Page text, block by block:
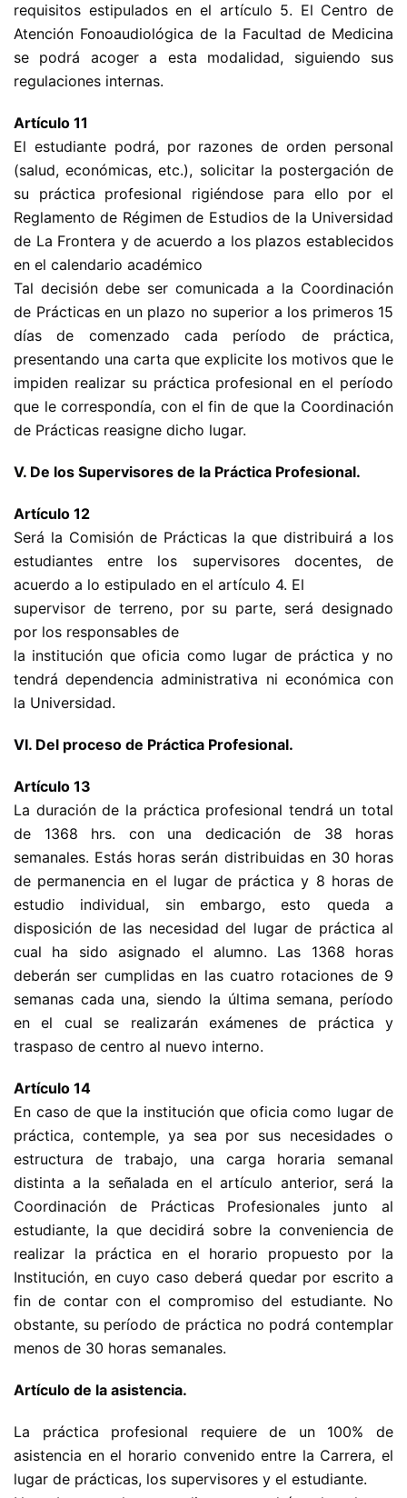
requisitos estipulados en el artículo 5. El Centro de
Atención Fonoaudiológica de la Facultad de Medicina
se podrá acoger a esta modalidad, siguiendo sus
regulaciones internas.
Artículo 11
El estudiante podrá, por razones de orden personal
(salud, económicas, etc.), solicitar la postergación de
su práctica profesional rigiéndose para ello por el
Reglamento de Régimen de Estudios de la Universidad
de La Frontera y de acuerdo a los plazos establecidos
en el calendario académico
Tal decisión debe ser comunicada a la Coordinación
de Prácticas en un plazo no superior a los primeros 15
días de comenzado cada período de práctica,
presentando una carta que explicite los motivos que le
impiden realizar su práctica profesional en el período
que le correspondía, con el fin de que la Coordinación
de Prácticas reasigne dicho lugar.
V. De los Supervisores de la Práctica Profesional.
Artículo 12
Será la Comisión de Prácticas la que distribuirá a los
estudiantes entre los supervisores docentes, de
acuerdo a lo estipulado en el artículo 4. El
supervisor de terreno, por su parte, será designado
por los responsables de
la institución que oficia como lugar de práctica y no
tendrá dependencia administrativa ni económica con
la Universidad.
VI. Del proceso de Práctica Profesional.
Artículo 13
La duración de la práctica profesional tendrá un total
de 1368 hrs. con una dedicación de 38 horas
semanales. Estás horas serán distribuidas en 30 horas
de permanencia en el lugar de práctica y 8 horas de
estudio individual, sin embargo, esto queda a
disposición de las necesidad del lugar de práctica al
cual ha sido asignado el alumno. Las 1368 horas
deberán ser cumplidas en las cuatro rotaciones de 9
semanas cada una, siendo la última semana, período
en el cual se realizarán exámenes de práctica y
traspaso de centro al nuevo interno.
Artículo 14
En caso de que la institución que oficia como lugar de
práctica, contemple, ya sea por sus necesidades o
estructura de trabajo, una carga horaria semanal
distinta a la señalada en el artículo anterior, será la
Coordinación de Prácticas Profesionales junto al
estudiante, la que decidirá sobre la conveniencia de
realizar la práctica en el horario propuesto por la
Institución, en cuyo caso deberá quedar por escrito a
fin de contar con el compromiso del estudiante. No
obstante, su período de práctica no podrá contemplar
menos de 30 horas semanales.
Artículo de la asistencia.
La práctica profesional requiere de un 100% de
asistencia en el horario convenido entre la Carrera, el
lugar de prácticas, los supervisores y el estudiante.